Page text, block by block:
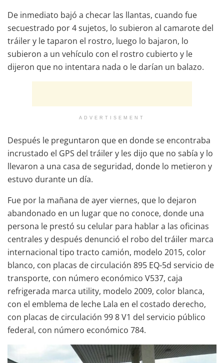
De inmediato bajó a checar las llantas, cuando fue
secuestrado por 4 sujetos, lo subieron al camarote del
tráiler y le taparon el rostro, luego lo bajaron, lo
subieron a un vehículo con el rostro cubierto y le
dijeron que no intentara nada o le darían un balazo.
ADVERTISEMENT
Después le preguntaron que en donde se encontraba
incrustado el GPS del tráiler y les dijo que no sabía y lo
llevaron a una casa de seguridad, donde lo metieron y
estuvo durante un día.
Fue por la mañana de ayer viernes, que lo dejaron
abandonado en un lugar que no conoce, donde una
persona le prestó su celular para hablar a las oficinas
centrales y después denunció el robo del tráiler marca
internacional tipo tracto camión, modelo 2015, color
blanco, con placas de circulación 895 EQ-5d servicio de
transporte, con número económico V537, caja
refrigerada marca utility, modelo 2009, color blanca,
con el emblema de leche Lala en el costado derecho,
con placas de circulación 99 8 V1 del servicio público
federal, con número económico 784.